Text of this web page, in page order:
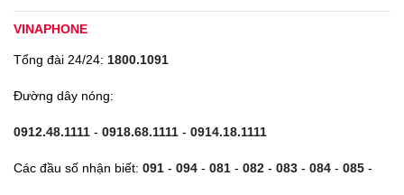
VINAPHONE
Tổng đài 24/24: 1800.1091
Đường dây nóng:
0912.48.1111 - 0918.68.1111 - 0914.18.1111
Các đầu số nhận biết: 091 - 094 - 081 - 082 - 083 - 084 - 085 -